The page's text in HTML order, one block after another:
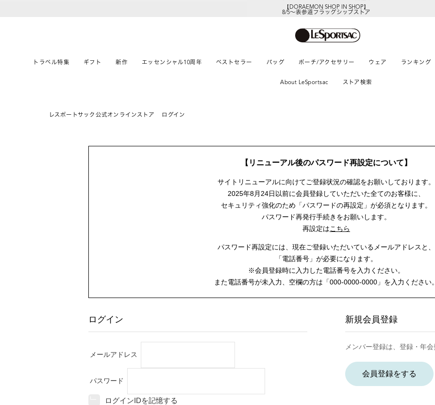
【DORAEMON SHOP IN SHOP】
8/5～表参道フラッグシップストア
トラベル特集 ギフト 新作 エッセンシャル10周年 ベストセラー バッグ ポーチ/アクセサリー ウェア ランキング
About LeSportsac ストア検索
レスポートサック公式オンラインストア ログイン
【リニューアル後のパスワード再設定について】
サイトリニューアルに向けてご登録状況の確認をお願いしております。
2025年8月24日以前に会員登録していただいた全てのお客様に、
セキュリティ強化のため「パスワードの再設定」が必須となります。
パスワード再発行手続きをお願いします。
再設定はこちら
パスワード再設定には、 現在ご登録いただいているメールアドレスと、
「電話番号」が必要になります。
※会員登録時に入力した電話番号を入力ください。
また電話番号が未入力、空欄の方は 「000-0000-0000」を入力ください。
ログイン
メールアドレス
パスワード
ログインIDを記憶する
新規会員登録
メンバー登録は、登録・年会
会員登録をする